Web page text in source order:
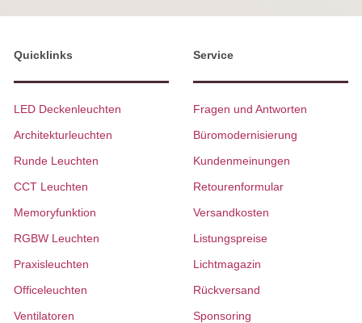
Quicklinks
LED Deckenleuchten
Architekturleuchten
Runde Leuchten
CCT Leuchten
Memoryfunktion
RGBW Leuchten
Praxisleuchten
Officeleuchten
Ventilatoren
Service
Fragen und Antworten
Büromodernisierung
Kundenmeinungen
Retourenformular
Versandkosten
Listungspreise
Lichtmagazin
Rückversand
Sponsoring